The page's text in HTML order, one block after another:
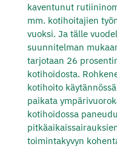
kaventunut
mm. kotihoitajien
vuoksi. Ja tälle
suunnitelman
tarjotaan 26
kotihoidosta.
kotihoito
paikata
kotihoidossa
toimintakyvyn